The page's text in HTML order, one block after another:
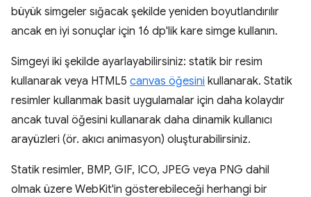
büyük simgeler sığacak şekilde yeniden boyutlandırılır
ancak en iyi sonuçlar için 16 dp'lik kare simge kullanın.
Simgeyi iki şekilde ayarlayabilirsiniz: statik bir resim
kullanarak veya HTML5 canvas öğesini kullanarak. Statik
resimler kullanmak basit uygulamalar için daha kolaydır
ancak tuval öğesini kullanarak daha dinamik kullanıcı
arayüzleri (ör. akıcı animasyon) oluşturabilirsiniz.
Statik resimler, BMP, GIF, ICO, JPEG veya PNG dahil
olmak üzere WebKit'in gösterebileceği herhangi bir